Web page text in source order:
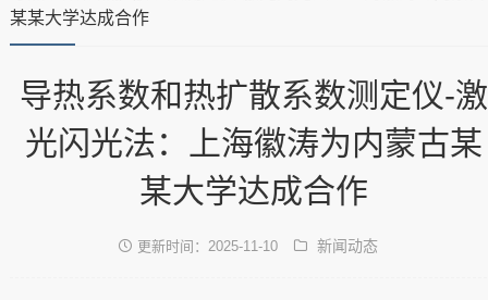
某某大学达成合作
导热系数和热扩散系数测定仪-激
光闪光法：上海徽涛为内蒙古某
某大学达成合作
更新时间：2025-11-10 新闻动态